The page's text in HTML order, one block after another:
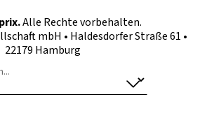
Alle Rechte vorbehalten.
mbH • Haldesdorfer Straße 61 •
22179 Hamburg